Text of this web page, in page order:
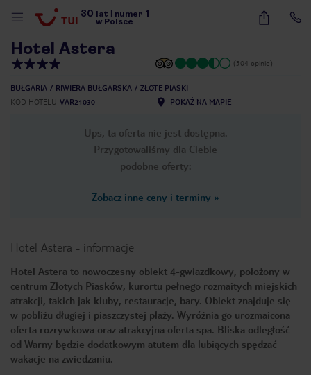
30 lat numer 1
w Polsce
27
Hotel Astera
(304 opinie)
BUŁGARIA RIWIERA BUŁGARSKA
ZŁOTE PIASKI
KOD HOTELU VAR21030 POKAŻ NA MAPIE
Ups, ta oferta nie jest dostępna.
Przygotowaliśmy dla Ciebie
podobne oferty:
Zobacz inne ceny i terminy »
Hotel Astera - informacje
Hotel Astera to nowoczesny obiekt 4-gwiazdkowy, położony w
centrum Złotych Piasków, kurortu pełnego rozmaitych miejskich
atrakcji, takich jak kluby, restauracje, bary. Obiekt znajduje się
w pobliżu długiej i piaszczystej plaży. Wyróżnia go urozmaicona
oferta rozrywkowa oraz atrakcyjna oferta spa. Bliska odległość
od Warny będzie dodatkowym atutem dla lubiących spędzać
wakacje na zwiedzaniu.